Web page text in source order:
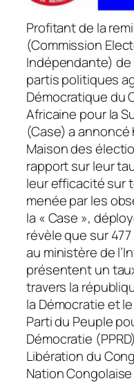
Profitant de la
(Commission
Indépendante)
partis politiques
Démocratique du
Africaine pour la
(Case) a annoncé
Maison des
rapport sur leur
leur efficacité sur
menée par les
la « Case »,
révèle que sur
au ministère de
présentent un
travers la
la Démocratie et
Parti du Peuple
Démocratie
Libération du
Nation